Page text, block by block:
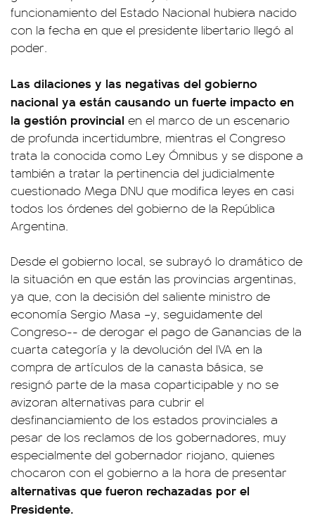
funcionamiento del Estado Nacional hubiera nacido
con la fecha en que el presidente libertario llegó al
poder.
Las dilaciones y las negativas del gobierno
nacional ya están causando un fuerte impacto en
la gestión provincial en el marco de un escenario
de profunda incertidumbre, mientras el Congreso
trata la conocida como Ley Ómnibus y se dispone a
también a tratar la pertinencia del judicialmente
cuestionado Mega DNU que modifica leyes en casi
todos los órdenes del gobierno de la República
Argentina.
Desde el gobierno local, se subrayó lo dramático de
la situación en que están las provincias argentinas,
ya que, con la decisión del saliente ministro de
economía Sergio Masa –y, seguidamente del
Congreso-- de derogar el pago de Ganancias de la
cuarta categoría y la devolución del IVA en la
compra de artículos de la canasta básica, se
resignó parte de la masa coparticipable y no se
avizoran alternativas para cubrir el
desfinanciamiento de los estados provinciales a
pesar de los reclamos de los gobernadores, muy
especialmente del gobernador riojano, quienes
chocaron con el gobierno a la hora de presentar
alternativas que fueron rechazadas por el
Presidente.